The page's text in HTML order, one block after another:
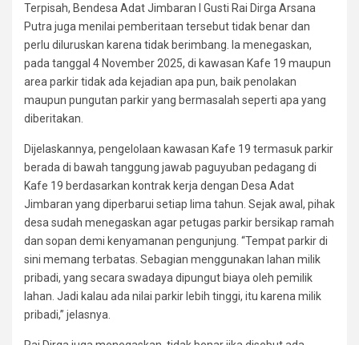
Terpisah, Bendesa Adat Jimbaran I Gusti Rai Dirga Arsana
Putra juga menilai pemberitaan tersebut tidak benar dan
perlu diluruskan karena tidak berimbang. Ia menegaskan,
pada tanggal 4 November 2025, di kawasan Kafe 19 maupun
area parkir tidak ada kejadian apa pun, baik penolakan
maupun pungutan parkir yang bermasalah seperti apa yang
diberitakan.
Dijelaskannya, pengelolaan kawasan Kafe 19 termasuk parkir
berada di bawah tanggung jawab paguyuban pedagang di
Kafe 19 berdasarkan kontrak kerja dengan Desa Adat
Jimbaran yang diperbarui setiap lima tahun. Sejak awal, pihak
desa sudah menegaskan agar petugas parkir bersikap ramah
dan sopan demi kenyamanan pengunjung. “Tempat parkir di
sini memang terbatas. Sebagian menggunakan lahan milik
pribadi, yang secara swadaya dipungut biaya oleh pemilik
lahan. Jadi kalau ada nilai parkir lebih tinggi, itu karena milik
pribadi,” jelasnya.